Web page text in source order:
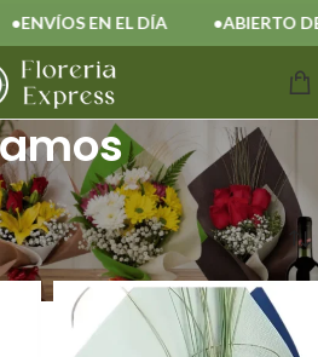
DÍA ABIERTO DE LUNES A
Mostrando 81–81 de 81 resultados